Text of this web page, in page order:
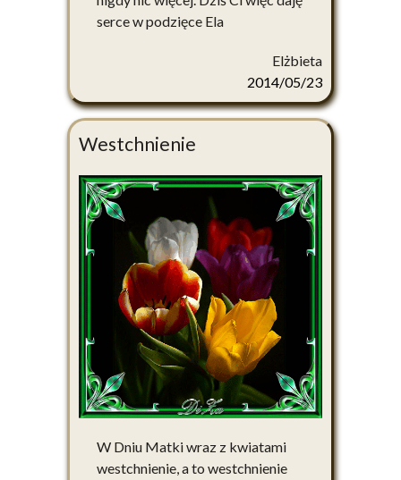
serce w podzięce Ela
Elżbieta
2014/05/23
Westchnienie
W Dniu Matki wraz z kwiatami
westchnienie, a to westchnienie